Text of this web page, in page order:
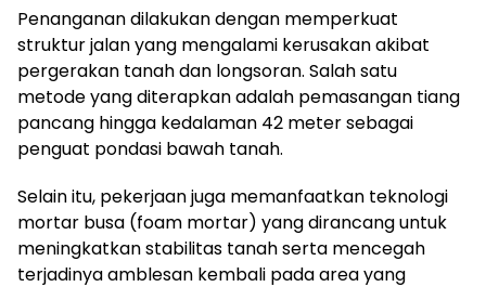
Penanganan dilakukan dengan memperkuat
struktur jalan yang mengalami kerusakan akibat
pergerakan tanah dan longsoran. Salah satu
metode yang diterapkan adalah pemasangan tiang
pancang hingga kedalaman 42 meter sebagai
penguat pondasi bawah tanah.
Selain itu, pekerjaan juga memanfaatkan teknologi
mortar busa (foam mortar) yang dirancang untuk
meningkatkan stabilitas tanah serta mencegah
terjadinya amblesan kembali pada area yang